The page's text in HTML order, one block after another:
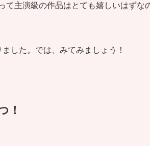
て主演級の作品はとても嬉しいはずな
した。では、みてみましょう！
！